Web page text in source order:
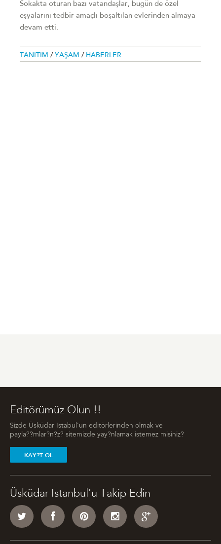
Sokakta oturan bazı vatandaşlar, bugün de özel
eşyalarını tedbir amaçlı boşaltılan evlerinden almaya
devam etti.
TANITIM / YAŞAM / HABERLER
Editörümüz Olun !!
Sizde Üsküdar Istabul'un editörlerinden olmak ve
payla??mlar?n?z? sitemizde yay?nlamak istemez misiniz?
KAY?T OL
Üsküdar Istanbul'u Takip Edin